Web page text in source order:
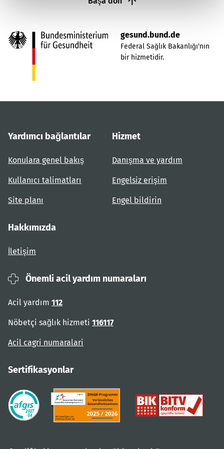
gesund.bund.de
Federal Sağlık Bakanlığı'nın
bir hizmetidir.
Yardımcı bağlantılar
Konulara genel bakış
Kullanıcı talimatları
Site planı
Hizmet
Danışma ve yardım
Engelsiz erişim
Engel bildirin
Hakkımızda
İletişim
Önemli acil yardım numaraları
Acil yardım 112
Nöbetçi sağlık hizmeti 116117
Acil cagri numaralari
Sertifikasyonlar